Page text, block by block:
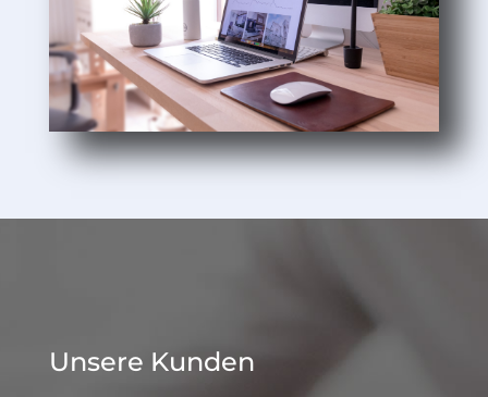
Unsere Kunden